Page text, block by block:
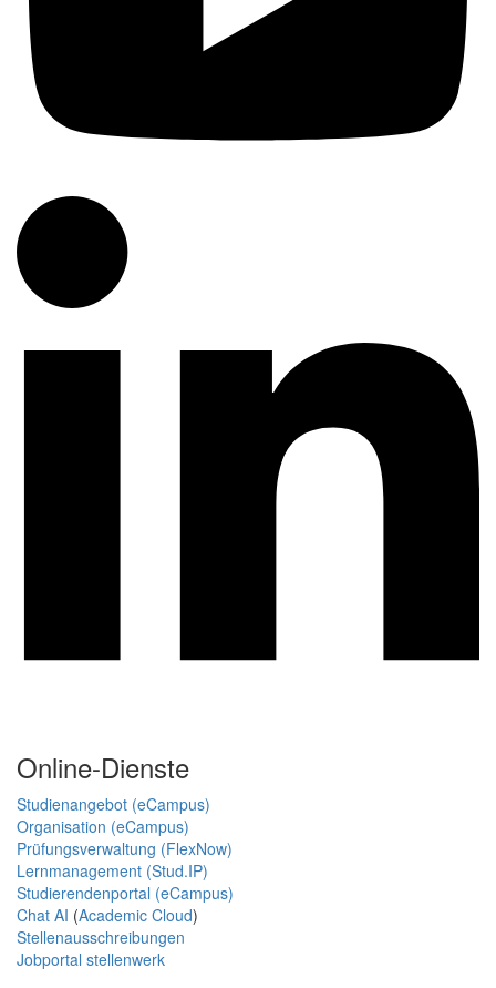
Online-Dienste
Studienangebot (eCampus)
Organisation (eCampus)
Prüfungsverwaltung (FlexNow)
Lernmanagement (Stud.IP)
Studierendenportal (eCampus)
Chat AI (Academic Cloud)
Stellenausschreibungen
Jobportal stellenwerk